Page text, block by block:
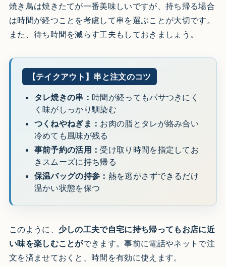
焼き鳥は焼きたてが一番美味しいですが、持ち帰る場合
は時間が経つことを考慮して串を選ぶことが大切です。
また、待ち時間を減らす工夫もしておきましょう。
【テイクアウト】串と注文のコツ
タレ焼きの串： 時間が経ってもパサつきにく
く味がしっかり馴染む
つくねやねぎま： お肉の脂とタレが絡み合い
冷めても風味が残る
事前予約の活用： 受け取り時間を指定してお
きスムーズに持ち帰る
保温バッグの持参： 熱を逃がさずできるだけ
温かい状態を保つ
このように、 少しの工夫で自宅に持ち帰ってもお店に近
い味を楽しむことができます。事前に電話やネットで注
文を済ませておくと、時間を有効に使えます。